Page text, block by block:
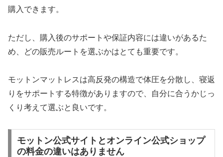
購入できます。
ただし、購入後のサポートや保証内容には違いがあるた
め、どの販売ルートを選ぶかはとても重要です。
モットンマットレスは高反発の構造で体圧を分散し、寝返
りをサポートする特徴がありますので、自分に合うかじっ
くり考えて選ぶと良いです。
モットン公式サイトとオンライン公式ショップ
の料金の違いはありません